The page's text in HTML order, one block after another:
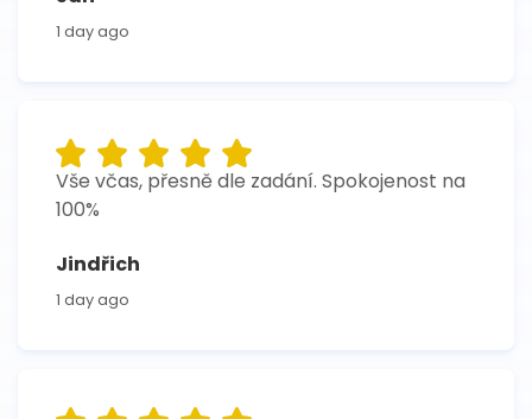
1 day ago
Vše včas, přesně dle zadání. Spokojenost na
100%
Jindřich
1 day ago